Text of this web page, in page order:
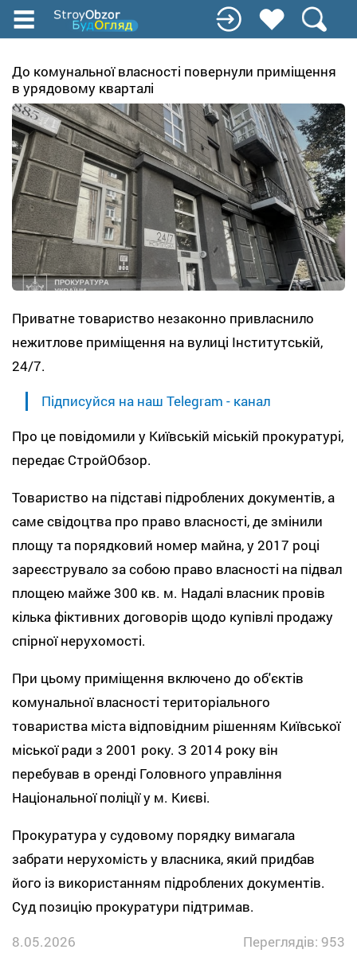
Перейти
до
вмісту
До комунальної власності повернули приміщення
в урядовому кварталі
Приватне товариство незаконно привласнило
нежитлове приміщення на вулиці Інститутській,
24/7.
Підписуйся на наш Telegram - канал
Про це повідомили у Київській міській прокуратурі,
передає СтройОбзор.
Товариство на підставі підроблених документів, а
саме свідоцтва про право власності, де змінили
площу та порядковий номер майна, у 2017 році
зареєструвало за собою право власності на підвал
площею майже 300 кв. м. Надалі власник провів
кілька фіктивних договорів щодо купівлі продажу
спірної нерухомості.
При цьому приміщення включено до об'єктів
комунальної власності територіального
товариства міста відповідним рішенням Київської
міської ради з 2001 року. З 2014 року він
перебував в оренді Головного управління
Національної поліції у м. Києві.
Прокуратура у судовому порядку вимагала
забрати нерухомість у власника, який придбав
його із використанням підроблених документів.
Суд позицію прокуратури підтримав.
8.05.2026
Переглядів: 953